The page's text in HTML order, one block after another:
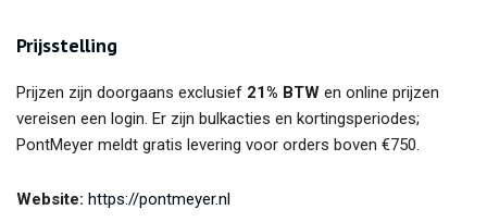
Prijsstelling
Prijzen zijn doorgaans exclusief 21% BTW en online prijzen
vereisen een login. Er zijn bulkacties en kortingsperiodes;
PontMeyer meldt gratis levering voor orders boven €750.
Website: https://pontmeyer.nl